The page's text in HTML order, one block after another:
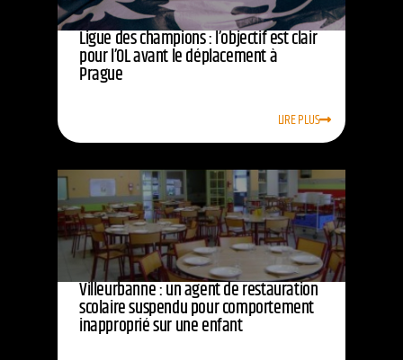
Ligue des champions : l’objectif est clair
pour l’OL avant le déplacement à
Prague
LIRE PLUS
Villeurbanne : un agent de restauration
scolaire suspendu pour comportement
inapproprié sur une enfant